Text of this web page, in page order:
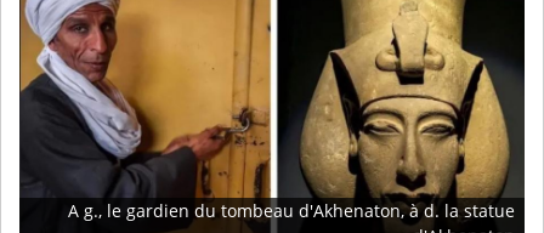
A g., le gardien du tombeau d'Akhenaton, à d. la statue